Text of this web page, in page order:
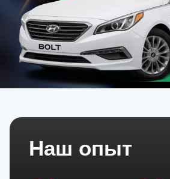
Наш опыт